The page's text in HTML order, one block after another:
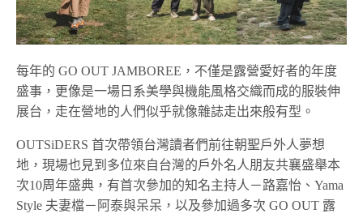
每年的 GO OUT JAMBOREE，不僅是露營愛好者的年度
盛事，更像是一場日系美學與機能風格交織而成的服裝伸
展台，走在營地的人們似乎就像雜誌走出來般有型。
OUTSiDERS 首次帶領台灣讀者們前往朝聖戶外人夢想
地，現場也見到多位來自台灣的戶外名人朋友共襄盛舉本
次10周年盛典，有首次參加的知名主持人－路嘉怡、Yama
Style 夫妻檔－阿泰與呆呆，以及參加過多次 GO OUT 露